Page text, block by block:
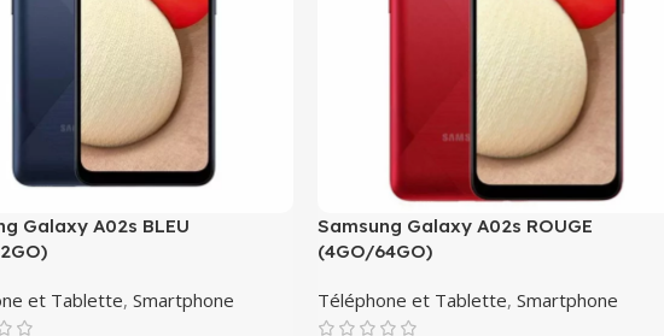
Galaxy A02s BLEU
et Tablette,Smartphone
Samsung Galaxy A02s ROUGE
(4GO/64GO)
Téléphone et Tablette,Smartphone